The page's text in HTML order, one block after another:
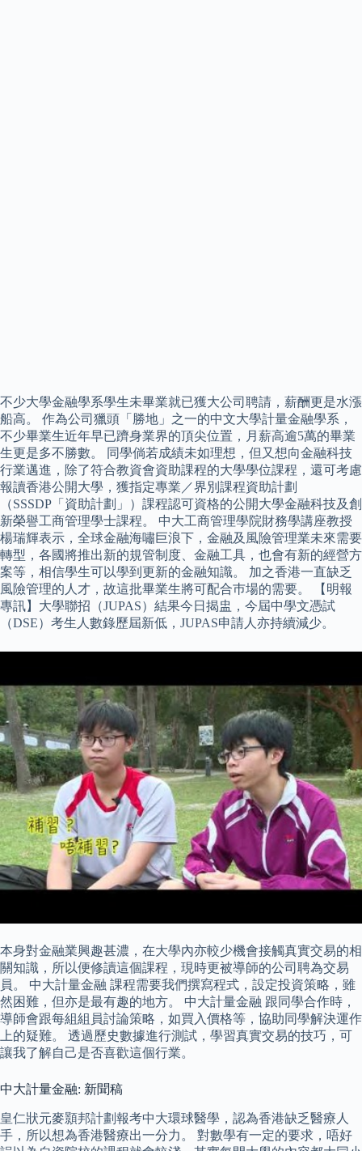
不少大學金融學系學生未畢業就已獲大公司聘請，薪酬更是水漲
船高。 作為公司獵頭「勝地」之一的中文大學計量金融學系，
不少畢業生近年早已躋身業界的頂尖位置，月薪高逾5萬的畢業
生更是多不勝數。 同學倘若成績未如理想，但又想向金融科技
行業邁進，除了符合教資會資助課程的大學學位課程，還可考慮
報讀香港公開大學，獲指定專業／界別課程資助計劃
（SSSDP「資助計劃」）課程認可資格的公開大學金融科技及創
新榮譽工商管理學士課程。 中大工商管理學院財務學講座教授
楊瑞輝表示，全球金融海嘯巨浪下，金融及風險管理業未來需要
轉型，各國將推出新的規管制度、金融工具，也會有新的經營方
案等，相信學生可以學到更新的金融知識。 加之香港一直缺乏
風險管理的人才，故這批畢業生將可配合巿場的需要。 【明報
專訊】大學聯招（JUPAS）結果今日揭盅，今屆中學文憑試
（DSE）考生人數錄歷屆新低，JUPAS申請人亦持續減少。
本身對金融業興趣甚濃，在大學內亦較少機會接觸真實交易的相
關知識，所以便修讀這個課程，現時更被導師的公司聘為交易
員。 中大計量金融 課程需要我們撰寫程式，設定投資策略，雖
然困難，但亦是最有趣的地方。 中大計量金融 跟同學合作時，
導師會跟每組組員討論策略，如買入價格等，協助同學解決運作
上的疑難。 透過歷史數據進行測試，學習真實交易的技巧，可
讓我了解自己是否喜歡這個行業。
中大計量金融: 新聞稿
皇仁狀元麥顥邦計劃報考中大環球醫學，認為香港缺乏醫療人
手，所以想為香港醫療出一分力。 對數學有一定的要求，唔好